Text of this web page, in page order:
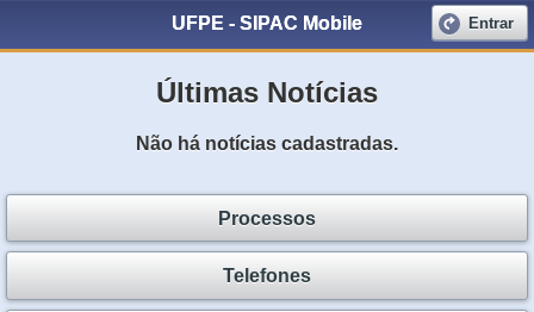
UFPE - SIPAC Mobile Entrar
Últimas Notícias
Não há notícias cadastradas.
Processos
Telefones